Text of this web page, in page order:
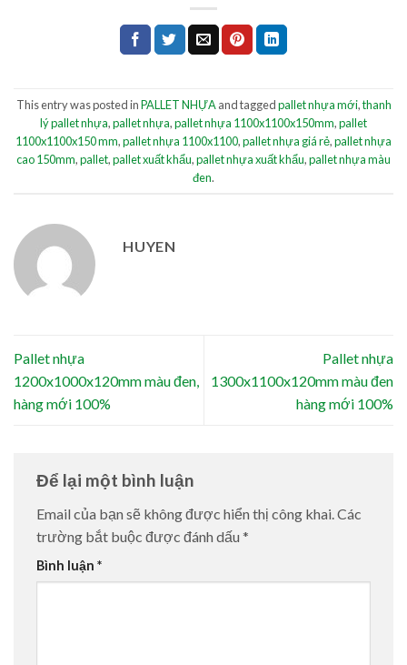
This entry was posted inPALLET NHỰAand taggedpallet nhựa mới,thanh
lý pallet nhựa,pallet nhựa,pallet nhựa 1100x1100x150mm,pallet
1100x1100x150 mm,pallet nhựa 1100x1100,pallet nhựa giá rẻ,pallet nhựa
cao 150mm,pallet,pallet xuất khẩu,pallet nhựa xuất khẩu,pallet nhựa màu
đen.
HUYEN
Pallet nhựa
1200x1000x120mm màu đen,
hàng mới 100%
Pallet nhựa
1300x1100x120mm màu đen
hàng mới 100%
Để lại một bình luận
Email của bạn sẽ không được hiển thị công khai.Các
trường bắt buộc được đánh dấu *
Bình luận *